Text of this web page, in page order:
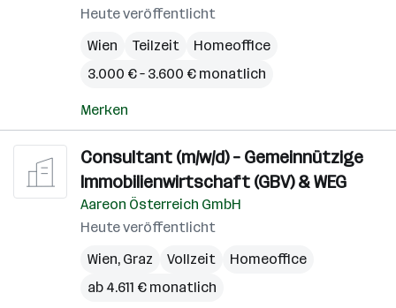
Heute veröffentlicht
Wien
Teilzeit
Homeoffice
3.000 € – 3.600 € monatlich
Merken
Consultant (m/w/d) – Gemeinnützige
Immobilienwirtschaft (GBV) & WEG
Aareon Österreich GmbH
Heute veröffentlicht
Wien, Graz Vollzeit
Homeoffice
ab 4.611 € monatlich